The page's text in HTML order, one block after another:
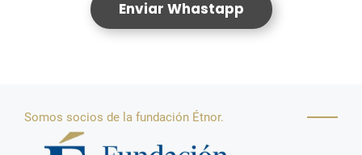
Enviar Whastapp
Somos socios de la fundación Étnor.